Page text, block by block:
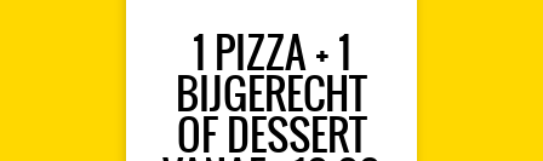
1 PIZZA + 1
BIJGERECHT
OF DESSERT